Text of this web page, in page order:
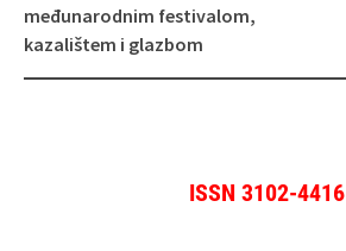
međunarodnim festivalom,
kazalištem i glazbom
ISSN 3102-4416